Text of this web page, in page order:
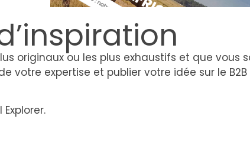
originaux ou les plus exhaustifs et que vous
votre expertise et publier votre idée sur le B2B